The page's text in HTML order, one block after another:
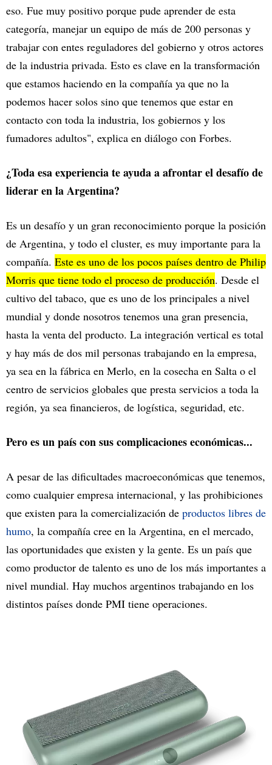
eso. Fue muy positivo porque pude aprender de esta
categoría, manejar un equipo de más de 200 personas y
trabajar con entes reguladores del gobierno y otros actores
de la industria privada. Esto es clave en la transformación
que estamos haciendo en la compañía ya que no la
podemos hacer solos sino que tenemos que estar en
contacto con toda la industria, los gobiernos y los
fumadores adultos", explica en diálogo con Forbes.
¿Toda esa experiencia te ayuda a afrontar el desafío de
liderar en la Argentina?
Es un desafío y un gran reconocimiento porque la posición
de Argentina, y todo el cluster, es muy importante para la
compañía. Este es uno de los pocos países dentro de Philip
Morris que tiene todo el proceso de producción. Desde el
cultivo del tabaco, que es uno de los principales a nivel
mundial y donde nosotros tenemos una gran presencia,
hasta la venta del producto. La integración vertical es total
y hay más de dos mil personas trabajando en la empresa,
ya sea en la fábrica en Merlo, en la cosecha en Salta o el
centro de servicios globales que presta servicios a toda la
región, ya sea financieros, de logística, seguridad, etc.
Pero es un país con sus complicaciones económicas...
A pesar de las dificultades macroeconómicas que tenemos,
como cualquier empresa internacional, y las prohibiciones
que existen para la comercialización de productos libres de
humo, la compañía cree en la Argentina, en el mercado,
las oportunidades que existen y la gente. Es un país que
como productor de talento es uno de los más importantes a
nivel mundial. Hay muchos argentinos trabajando en los
distintos países donde PMI tiene operaciones.